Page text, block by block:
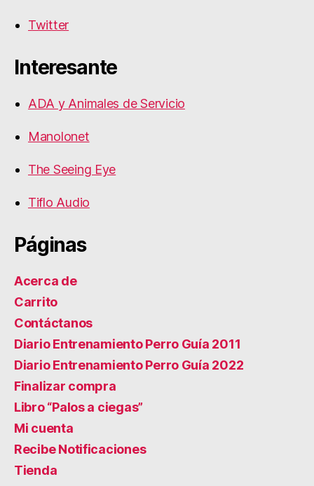
Twitter
Interesante
ADA y Animales de Servicio
Manolonet
The Seeing Eye
Tiflo Audio
Páginas
Acerca de
Carrito
Contáctanos
Diario Entrenamiento Perro Guía 2011
Diario Entrenamiento Perro Guía 2022
Finalizar compra
Libro “Palos a ciegas”
Mi cuenta
Recibe Notificaciones
Tienda